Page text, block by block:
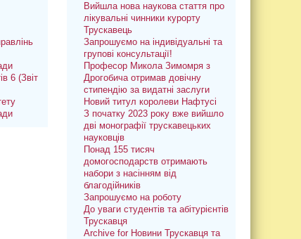
6 (Звіт
Вийшла нова наукова стаття про
лікувальні чинники курорту
Трускавець
Запрошуємо на індивідуальні та
групові консультації!
Професор Микола Зимомря з
Дрогобича отримав довічну
стипендію за видатні заслуги
Новий титул королеви Нафтусі
З початку 2023 року вже вийшло
дві монографії трускавецьких
науковців
Понад 155 тисяч
домогосподарств отримають
набори з насінням від
благодійників
Запрошуємо на роботу
До уваги студентів та абітурієнтів
Трускавця
Archive for Новини Трускавця та